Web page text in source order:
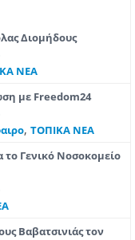
Διομήδους
ΝΕΑ
με Freedom24
, ΤΟΠΙΚΑ ΝΕΑ
το Γενικό Νοσοκομείο
Βαβατσινιάς τον